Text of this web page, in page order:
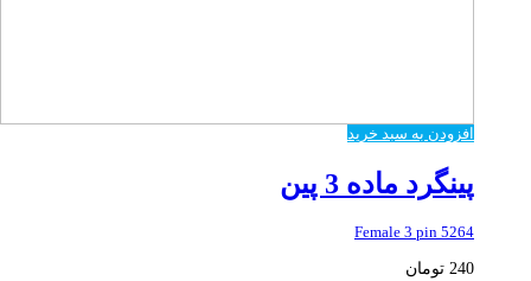
افزودن به سبد خرید
پینگرد ماده 3 پین
5264 Female 3 pin
240 تومان